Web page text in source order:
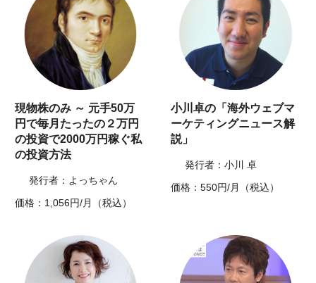
現物株のみ ～ 元手50万
円で毎月たったの２万円
の投資で2000万円稼ぐ私
の投資方法
発行者：よっちゃん
価格：1,056円/月（税込）
小川卓の「海外ウェブマ
ーケティングニュース解
説」
発行者：小川 卓
価格：550円/月（税込）